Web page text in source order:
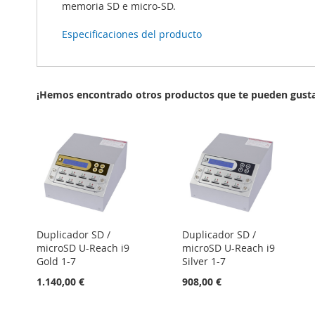
memoria SD e micro-SD.
Especificaciones del producto
¡Hemos encontrado otros productos que te pueden
Duplicador SD /
microSD U-Reach i9
Gold 1-7
1.140,00 €
Duplicador SD /
microSD U-Reach i9
Silver 1-7
908,00 €